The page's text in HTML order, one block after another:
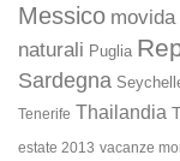
Messico movida
naturali Puglia
Sardegna
Tenerife Thailandia
estate 2013 vacanze